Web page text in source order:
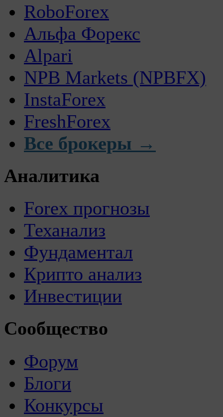
RoboForex
Альфа Форекс
Alpari
NPB Markets (NPBFX)
InstaForex
FreshForex
Все брокеры →
Аналитика
Forex прогнозы
Теханализ
Фундаментал
Крипто анализ
Инвестиции
Сообщество
Форум
Блоги
Конкурсы